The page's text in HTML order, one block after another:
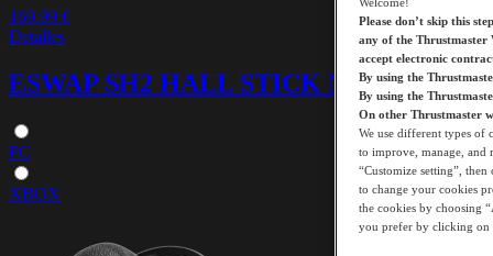
169.99 €
Detalles
ESWAP SH2 HALL STICK MODULE
PC
XBOX
Please don’t skip this step
any of the Thrustmaster
accept electronic
By using the
By using the
On other Thrustmaster
We use different types of
to improve, manage, and
“Customize setting”,
to change your cookies
the cookies by choosing
you prefer by clicking on